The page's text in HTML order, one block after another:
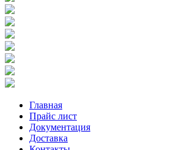
Главная
Прайс лист
Документация
Доставка